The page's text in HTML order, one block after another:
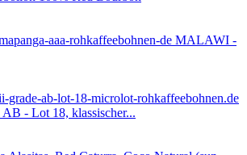
MALAWI -
- Lot 18, klassischer...